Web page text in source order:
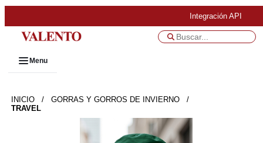
Integración API
Menu
INICIO / GORRAS Y GORROS DE INVIERNO
/
TRAVEL